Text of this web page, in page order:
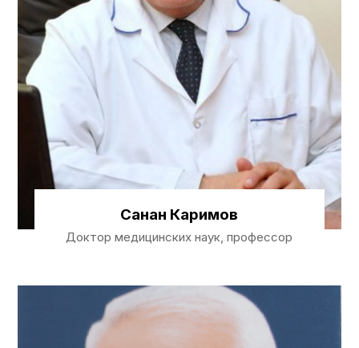
Санан Каримов
Доктор медицинских наук, профессор